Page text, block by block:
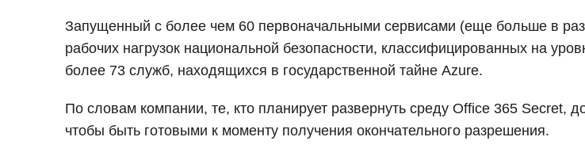
Запущенный с более чем 60 первоначальными сервисами (еще больше в
рабочих нагрузок национальной безопасности, классифицированных на
более 73 служб, находящихся в государственной тайне Azure.
По словам компании, те, кто планирует развернуть среду Office 365
чтобы быть готовыми к моменту получения окончательного разрешения.